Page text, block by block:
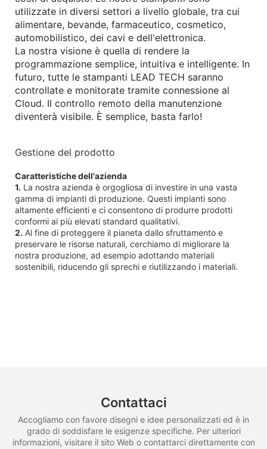
utilizzate in diversi settori a livello globale, tra cui
alimentare, bevande, farmaceutico, cosmetico,
automobilistico, dei cavi e dell'elettronica.
La nostra visione è quella di rendere la
programmazione semplice, intuitiva e intelligente. In
futuro, tutte le stampanti LEAD TECH saranno
controllate e monitorate tramite connessione al
Cloud. Il controllo remoto della manutenzione
diventerà visibile. È semplice, basta farlo!
Gestione del prodotto
Caratteristiche dell'azienda
1. La nostra azienda è orgogliosa di investire in una vasta
gamma di impianti di produzione. Questi impianti sono
altamente efficienti e ci consentono di produrre prodotti
conformi ai più elevati standard qualitativi.
2. Al fine di proteggere il pianeta dallo sfruttamento e
preservare le risorse naturali, cerchiamo di migliorare la
nostra produzione, ad esempio adottando materiali
sostenibili, riducendo gli sprechi e riutilizzando i materiali.
Contattaci
Accogliamo con favore disegni e idee personalizzati ed è in
grado di soddisfare le esigenze specifiche. Per ulteriori
informazioni, visitare il sito Web o contattarci direttamente con